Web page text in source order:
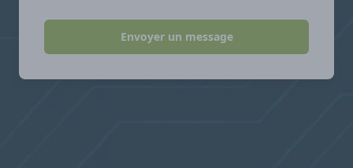
Envoyer un message